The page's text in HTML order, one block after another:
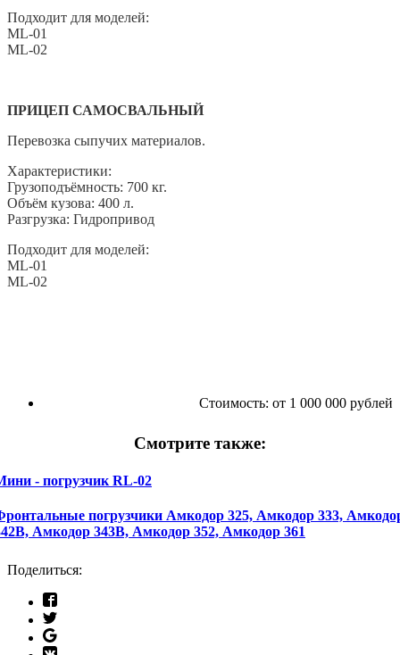
Подходит для моделей:
ML-01
ML-02
ПРИЦЕП САМОСВАЛЬНЫЙ
Перевозка сыпучих материалов.
Характеристики:
Грузоподъёмность: 700 кг.
Объём кузова: 400 л.
Разгрузка: Гидропривод
Подходит для моделей:
ML-01
ML-02
Стоимость: от 1 000 000 рублей
Смотрите также:
- погрузчик RL-02
погрузчики Амкодор 325, Амкодор 333,
Амкодор 343В, Амкодор 352, Амкодор 361
Поделиться: